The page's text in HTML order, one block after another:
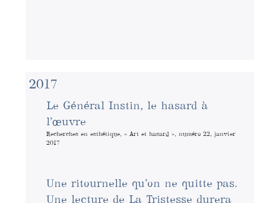
2017
Le Général Instin, le hasard à
l’œuvre
Recherches en esthétique, « Art et hasard », numéro 22, janvier
2017
Une ritournelle qu’on ne quitte pas.
Une lecture de La Tristesse durera